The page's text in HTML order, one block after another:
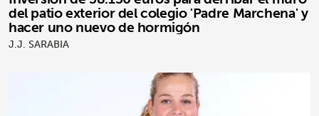
del patio exterior del colegio 'Padre Marchena' y
hacer uno nuevo de hormigón
J.J. SARABIA